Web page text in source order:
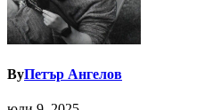
ByПетър Ангелов